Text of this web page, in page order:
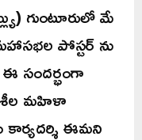
గుంటూరులో మే
పోస్టర్ ను
సందర్భంగా
మహిళా
కార్యదర్శి ఈమని